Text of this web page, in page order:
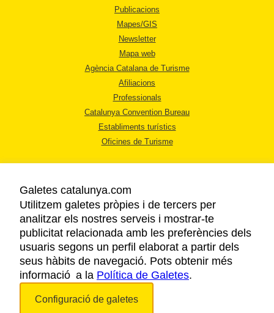
Publicacions
Mapes/GIS
Newsletter
Mapa web
Agència Catalana de Turisme
Afiliacions
Professionals
Catalunya Convention Bureau
Establiments turístics
Oficines de Turisme
AVÍS LEGAL
POLÍTICA DE PRIVACITAT
COOKIES
ACCESSIBILITAT
Galetes catalunya.com
Utilitzem galetes pròpies i de tercers per
analitzar els nostres serveis i mostrar-te
publicitat relacionada amb les preferències dels
usuaris segons un perfil elaborat a partir dels
seus hàbits de navegació. Pots obtenir més
informació a la Política de Galetes.
Configuració de galetes